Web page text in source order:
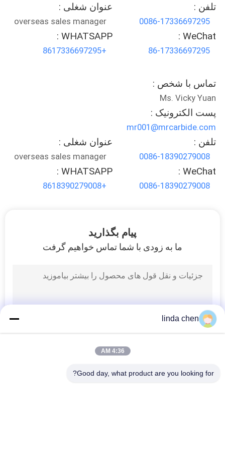
عنوان شغلی :
overseas sales manager
تلفن :
0086-17336697295
WHATSAPP :
+8617336697295
WeChat :
86-17336697295
تماس با شخص :
Ms. Vicky Yuan
پست الکترونیک :
mr001@mrcarbide.com
عنوان شغلی :
overseas sales manager
تلفن :
0086-18390279008
WHATSAPP :
+8618390279008
WeChat :
0086-18390279008
پیام بگذارید
ما به زودی با شما تماس خواهیم گرفت
linda chen
4:36 AM
Good day, what product are you looking for?